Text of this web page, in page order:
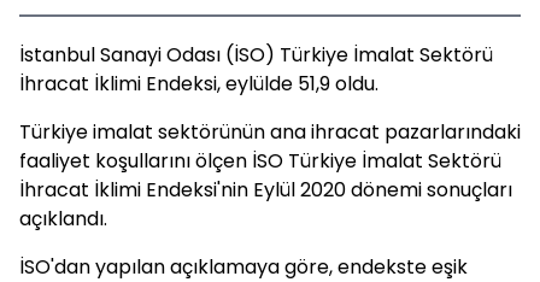
İstanbul Sanayi Odası (İSO) Türkiye İmalat Sektörü
İhracat İklimi Endeksi, eylülde 51,9 oldu.
Türkiye imalat sektörünün ana ihracat pazarlarındaki
faaliyet koşullarını ölçen İSO Türkiye İmalat Sektörü
İhracat İklimi Endeksi'nin Eylül 2020 dönemi sonuçları
açıklandı.
İSO'dan yapılan açıklamaya göre, endekste eşik